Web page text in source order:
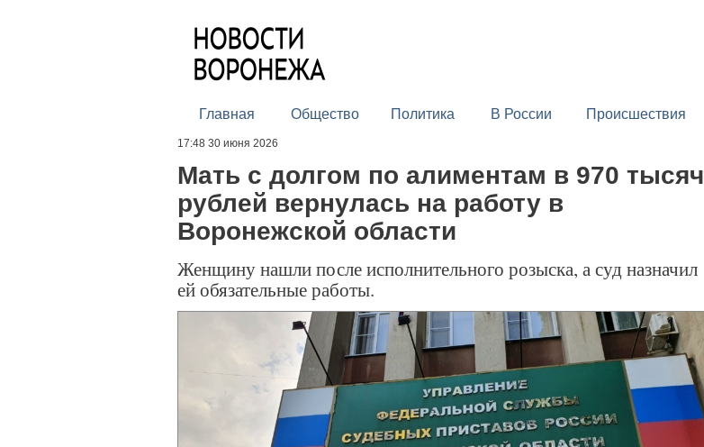
Главная Общество Политика В России Происшествия
17:48 30 июня 2026
Мать с долгом по алиментам в 970 тысяч
рублей вернулась на работу в
Воронежской области
Женщину нашли после исполнительного розыска, а суд назначил
ей обязательные работы.